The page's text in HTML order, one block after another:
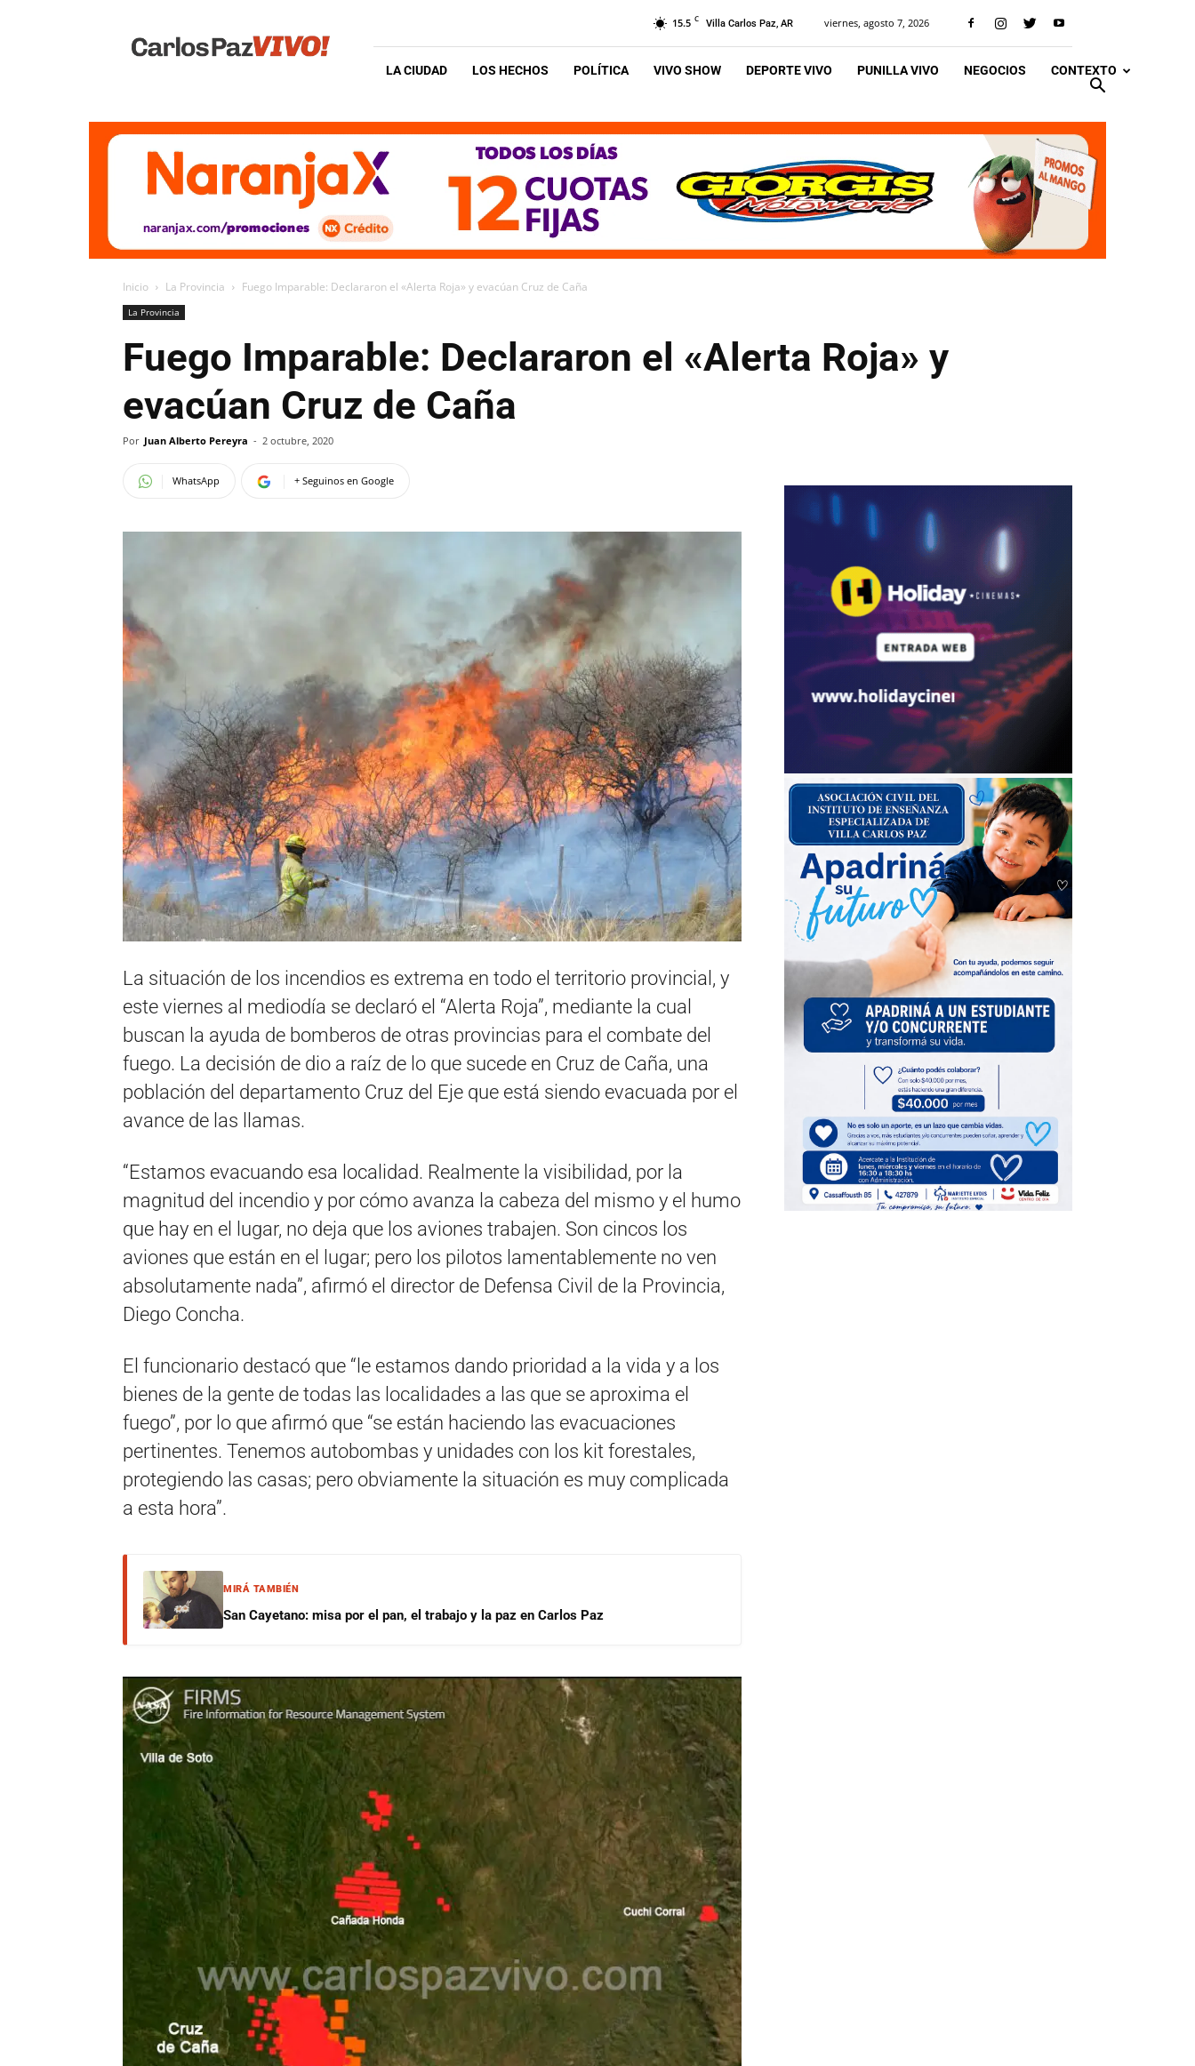
Vivo
15.5 C Villa Carlos Paz, AR viernes, agosto 7, 2026
LA CIUDAD LOS HECHOS POLÍTICA VIVO SHOW DEPORTE VIVO PUNILLA VIVO NEGOCIOS CONTEXTO
Inicio La Provincia Fuego Imparable: Declararon el «Alerta Roja» y evacúan Cruz de Caña
La Provincia
Fuego Imparable: Declararon el «Alerta Roja» y
evacúan Cruz de Caña
Por Juan Alberto Pereyra - 2 octubre, 2020
WhatsApp + Seguinos en Google
La situación de los incendios es extrema en todo el territorio provincial, y
este viernes al mediodía se declaró el “Alerta Roja”, mediante la cual
buscan la ayuda de bomberos de otras provincias para el combate del
fuego. La decisión de dio a raíz de lo que sucede en Cruz de Caña, una
población del departamento Cruz del Eje que está siendo evacuada por el
avance de las llamas.
“Estamos evacuando esa localidad. Realmente la visibilidad, por la
magnitud del incendio y por cómo avanza la cabeza del mismo y el humo
que hay en el lugar, no deja que los aviones trabajen. Son cincos los
aviones que están en el lugar; pero los pilotos lamentablemente no ven
absolutamente nada”, afirmó el director de Defensa Civil de la Provincia,
Diego Concha.
El funcionario destacó que “le estamos dando prioridad a la vida y a los
bienes de la gente de todas las localidades a las que se aproxima el
fuego”, por lo que afirmó que “se están haciendo las evacuaciones
pertinentes. Tenemos autobombas y unidades con los kit forestales,
protegiendo las casas; pero obviamente la situación es muy complicada
a esta hora”.
MIRÁ TAMBIÉN
San Cayetano: misa por el pan, el trabajo y la paz en Carlos Paz